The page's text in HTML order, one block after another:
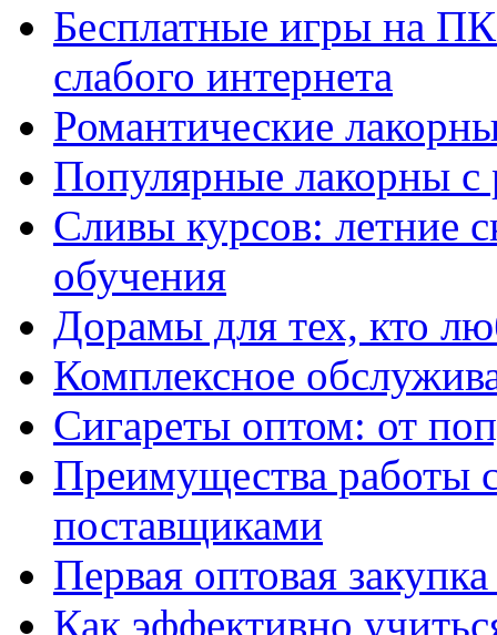
Бесплатные игры на
слабого интернета
Романтические
Популярные лакорны с
Сливы курсов: летние
обучения
Дорамы для тех, кто
Комплексное
Сигареты оптом: от
Преимущества работы
поставщиками
Первая оптовая
Как эффективно